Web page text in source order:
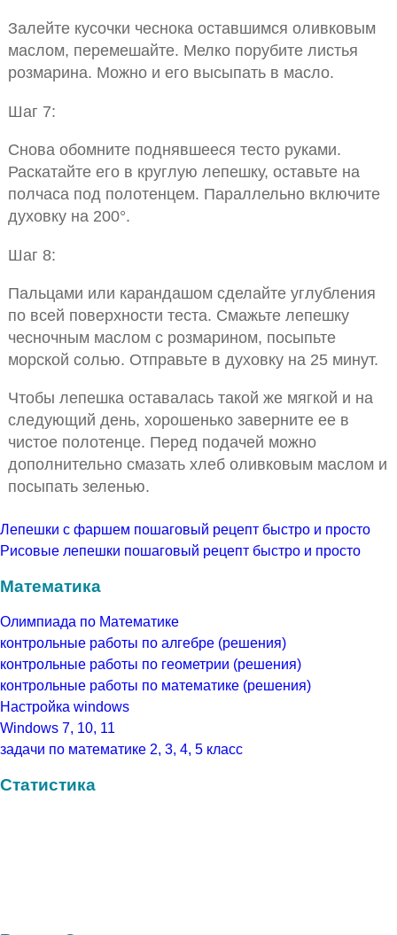
Залейте кусочки чеснока оставшимся оливковым
маслом, перемешайте. Мелко порубите листья
розмарина. Можно и его высыпать в масло.
Шаг 7:
Снова обомните поднявшееся тесто руками.
Раскатайте его в круглую лепешку, оставьте на
полчаса под полотенцем. Параллельно включите
духовку на 200°.
Шаг 8:
Пальцами или карандашом сделайте углубления
по всей поверхности теста. Смажьте лепешку
чесночным маслом с розмарином, посыпьте
морской солью. Отправьте в духовку на 25 минут.
Чтобы лепешка оставалась такой же мягкой и на
следующий день, хорошенько заверните ее в
чистое полотенце. Перед подачей можно
дополнительно смазать хлеб оливковым маслом и
посыпать зеленью.
Лепешки с фаршем пошаговый рецепт быстро и просто
Рисовые лепешки пошаговый рецепт быстро и просто
Математика
Олимпиада по Математике
контрольные работы по алгебре (решения)
контрольные работы по геометрии (решения)
контрольные работы по математике (решения)
Настройка windows
Windows 7, 10, 11
задачи по математике 2, 3, 4, 5 класс
Статистика